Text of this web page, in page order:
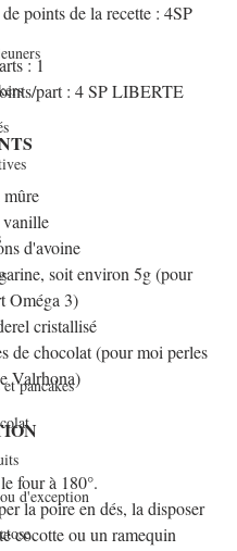
pancakes
d'exception
points de la recette : 4SP
: 1
part : 4 SP LIBERTE
vanille
d'avoine
soit environ 5g (pour
Oméga 3)
cristallisé
de chocolat (pour moi perles
Valrhona)
four à 180°.
la poire en dés, la disposer
cocotte ou un ramequin